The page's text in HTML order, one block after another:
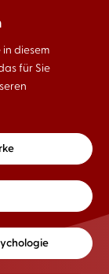
diesem
für Sie